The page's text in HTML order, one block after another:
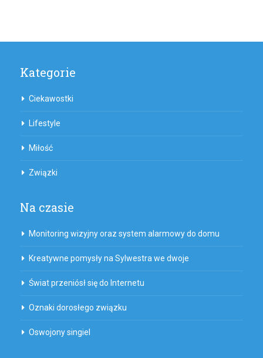
Kategorie
Ciekawostki
Lifestyle
Miłość
Związki
Na czasie
Monitoring wizyjny oraz system alarmowy do domu
Kreatywne pomysły na Sylwestra we dwoje
Świat przeniósł się do Internetu
Oznaki dorosłego związku
Oswojony singiel